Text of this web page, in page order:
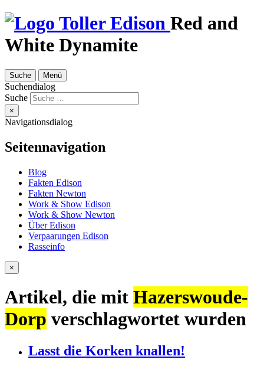
Red and
White Dynamite
Suche Menü
Suchendialog
Suche
×
Navigationsdialog
Seitennavigation
Blog
Fakten Edison
Fakten Newton
Work & Show Edison
Work & Show Newton
Über Edison
Verpaarungen Edison
Rasseinfo
×
Artikel, die mit Hazerswoude-
Dorp verschlagwortet wurden
Lasst die Korken knallen!